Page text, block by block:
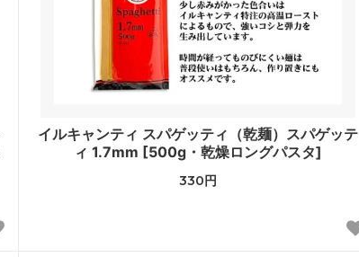
イルキャンティ スパゲッティ（乾麺）スパゲッテ
ィ 1.7mm [500g・乾燥ロングパスタ]
330円